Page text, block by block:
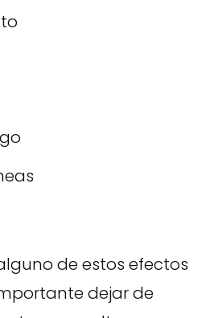
de estos efectos
dejar de